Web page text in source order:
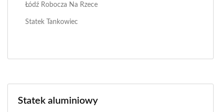
Łódź Robocza Na Rzece
Statek Tankowiec
Statek aluminiowy